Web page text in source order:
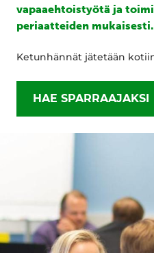
vapaaehtoistyötä ja
periaatteiden mukaisesti.
Ketunhännät jätetään
HAE SPARRAAJAKSI